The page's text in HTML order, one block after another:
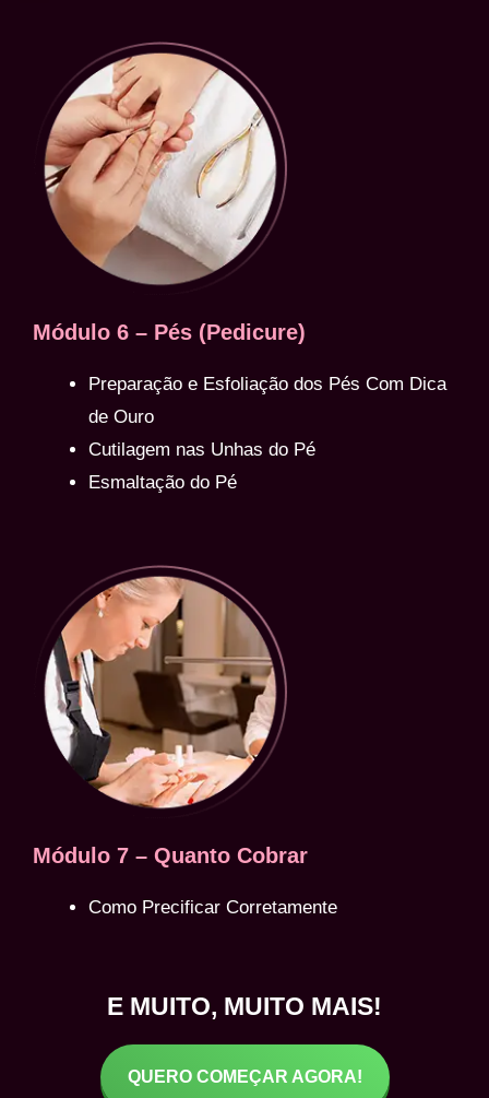
Módulo 6 – Pés (Pedicure)
Preparação e Esfoliação dos Pés Com Dica
de Ouro
Cutilagem nas Unhas do Pé
Esmaltação do Pé
Módulo 7 – Quanto Cobrar
Como Precificar Corretamente
E MUITO, MUITO MAIS!
QUERO COMEÇAR AGORA!